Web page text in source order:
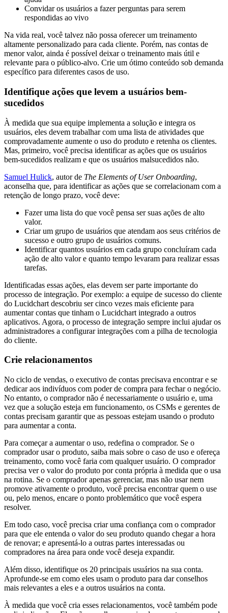
Convidar os usuários a fazer perguntas para serem
respondidas ao vivo
Na vida real, você talvez não possa oferecer um treinamento
altamente personalizado para cada cliente. Porém, nas contas de
menor valor, ainda é possível deixar o treinamento mais útil e
relevante para o público-alvo. Crie um ótimo conteúdo sob demanda
específico para diferentes casos de uso.
Identifique ações que levem a usuários bem-
sucedidos
À medida que sua equipe implementa a solução e integra os
usuários, eles devem trabalhar com uma lista de atividades que
comprovadamente aumente o uso do produto e retenha os clientes.
Mas, primeiro, você precisa identificar as ações que os usuários
bem-sucedidos realizam e que os usuários malsucedidos não.
Samuel Hulick, autor de The Elements of User Onboarding,
aconselha que, para identificar as ações que se correlacionam com a
retenção de longo prazo, você deve:
Fazer uma lista do que você pensa ser suas ações de alto
valor.
Criar um grupo de usuários que atendam aos seus critérios de
sucesso e outro grupo de usuários comuns.
Identificar quantos usuários em cada grupo concluíram cada
ação de alto valor e quanto tempo levaram para realizar essas
tarefas.
Identificadas essas ações, elas devem ser parte importante do
processo de integração. Por exemplo: a equipe de sucesso do cliente
do Lucidchart descobriu ser cinco vezes mais eficiente para
aumentar contas que tinham o Lucidchart integrado a outros
aplicativos. Agora, o processo de integração sempre inclui ajudar os
administradores a configurar integrações com a pilha de tecnologia
do cliente.
Crie relacionamentos
No ciclo de vendas, o executivo de contas precisava encontrar e se
dedicar aos indivíduos com poder de compra para fechar o negócio.
No entanto, o comprador não é necessariamente o usuário e, uma
vez que a solução esteja em funcionamento, os CSMs e gerentes de
contas precisam garantir que as pessoas estejam usando o produto
para aumentar a conta.
Para começar a aumentar o uso, redefina o comprador. Se o
comprador usar o produto, saiba mais sobre o caso de uso e ofereça
treinamento, como você faria com qualquer usuário. O comprador
precisa ver o valor do produto por conta própria à medida que o usa
na rotina. Se o comprador apenas gerenciar, mas não usar nem
promove ativamente o produto, você precisa encontrar quem o use
ou, pelo menos, encare o ponto problemático que você espera
resolver.
Em todo caso, você precisa criar uma confiança com o comprador
para que ele entenda o valor do seu produto quando chegar a hora
de renovar; e apresentá-lo a outras partes interessadas ou
compradores na área para onde você deseja expandir.
Além disso, identifique os 20 principais usuários na sua conta.
Aprofunde-se em como eles usam o produto para dar conselhos
mais relevantes a eles e a outros usuários na conta.
À medida que você cria esses relacionamentos, você também pode